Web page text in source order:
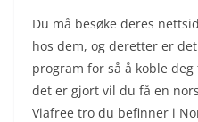
Du må besøke deres
hos dem, og deretter er
program for så å koble
det er gjort vil du få en
Viafree tro du befinner i